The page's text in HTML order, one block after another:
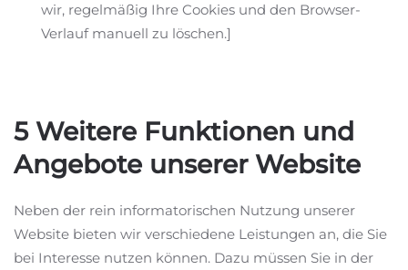
wir, regelmäßig Ihre Cookies und den Browser-
Verlauf manuell zu löschen.]
5 Weitere Funktionen und
Angebote unserer Website
Neben der rein informatorischen Nutzung unserer
Website bieten wir verschiedene Leistungen an, die Sie
bei Interesse nutzen können. Dazu müssen Sie in der